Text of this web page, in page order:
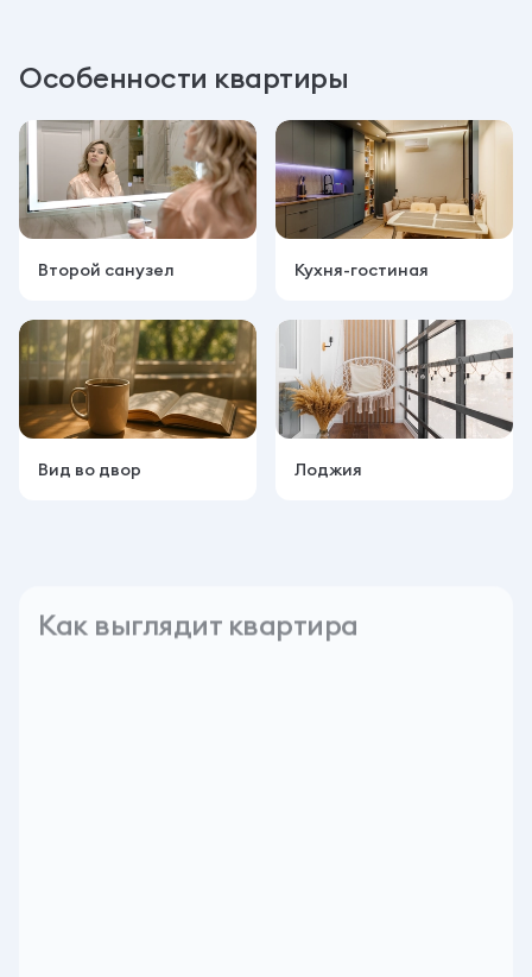
Особенности квартиры
Второй санузел Кухня-гостиная
Вид во двор Лоджия
Как выглядит квартира